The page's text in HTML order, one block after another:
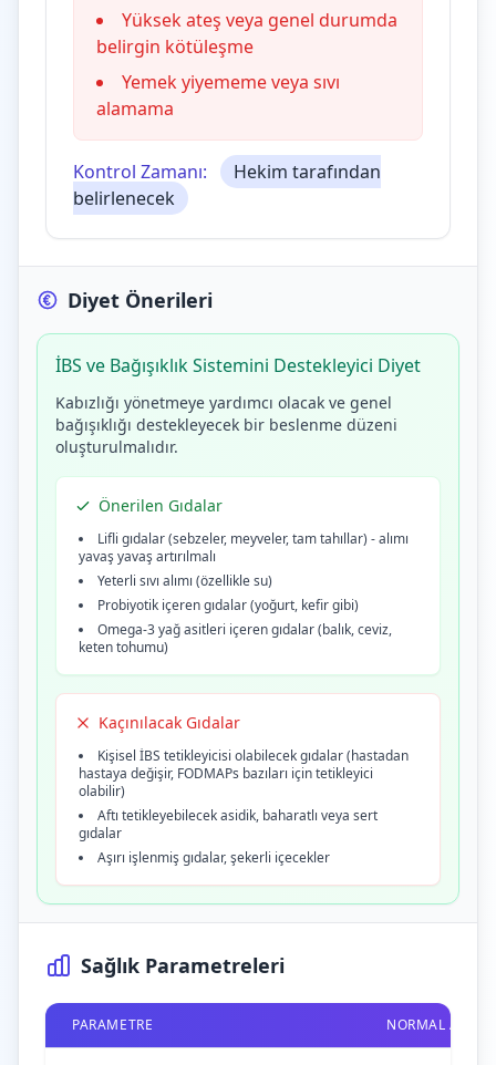
Yüksek ateş veya genel durumda
belirgin kötüleşme
Yemek yiyememe veya sıvı
alamama
Kontrol Zamanı:
Hekim tarafından
belirlenecek
Diyet Önerileri
İBS ve Bağışıklık Sistemini Destekleyici Diyet
Kabızlığı yönetmeye yardımcı olacak ve genel
bağışıklığı destekleyecek bir beslenme düzeni
oluşturulmalıdır.
Önerilen Gıdalar
Lifli gıdalar (sebzeler, meyveler, tam tahıllar) - alımı
yavaş yavaş artırılmalı
Yeterli sıvı alımı (özellikle su)
Probiyotik içeren gıdalar (yoğurt, kefir gibi)
Omega-3 yağ asitleri içeren gıdalar (balık, ceviz,
keten tohumu)
Kaçınılacak Gıdalar
Kişisel İBS tetikleyicisi olabilecek gıdalar (hastadan
hastaya değişir, FODMAPs bazıları için tetikleyici
olabilir)
Aftı tetikleyebilecek asidik, baharatlı veya sert
gıdalar
Aşırı işlenmiş gıdalar, şekerli içecekler
Sağlık Parametreleri
PARAMETRE NORMAL